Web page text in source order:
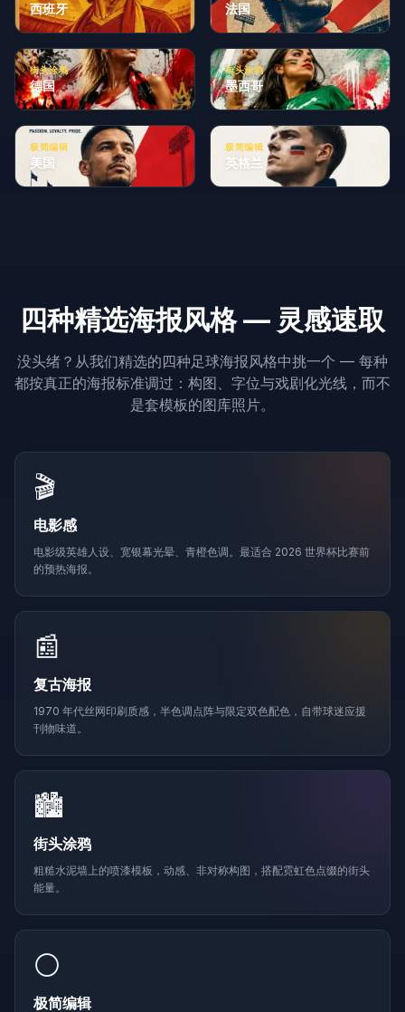
西班牙 法国
街头涂鸦
德国
街头涂鸦
墨西哥
极简编辑
美国
极简编辑
英格兰
四种精选海报风格 — 灵感速取
没头绪？从我们精选的四种足球海报风格中挑一个 — 每种
都按真正的海报标准调过：构图、字位与戏剧化光线，而不
是套模板的图库照片。
🎬
电影感
电影级英雄人设、宽银幕光晕、青橙色调。最适合 2026 世界杯比赛前
的预热海报。
📰
复古海报
1970 年代丝网印刷质感，半色调点阵与限定双色配色，自带球迷应援
刊物味道。
🏙️
街头涂鸦
粗糙水泥墙上的喷漆模板，动感、非对称构图，搭配霓虹色点缀的街头
能量。
⚪
极简编辑